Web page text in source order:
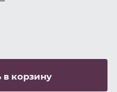
в корзину